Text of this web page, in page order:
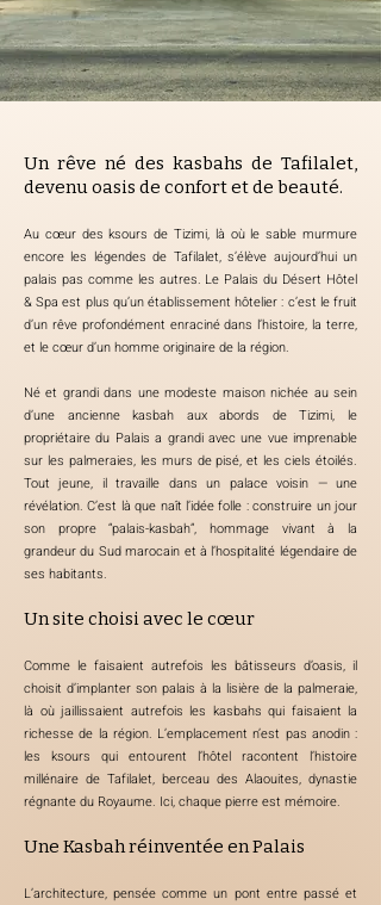
Un rêve né des kasbahs de Tafilalet,
devenu oasis de confort et de beauté.
Au cœur des ksours de Tizimi, là où le sable murmure
encore les légendes de Tafilalet, s’élève aujourd’hui un
palais pas comme les autres. Le Palais du Désert Hôtel
& Spa est plus qu’un établissement hôtelier : c’est le fruit
d’un rêve profondément enraciné dans l’histoire, la terre,
et le cœur d’un homme originaire de la région.
Né et grandi dans une modeste maison nichée au sein
d’une ancienne kasbah aux abords de Tizimi, le
propriétaire du Palais a grandi avec une vue imprenable
sur les palmeraies, les murs de pisé, et les ciels étoilés.
Tout jeune, il travaille dans un palace voisin — une
révélation. C’est là que naît l’idée folle : construire un jour
son propre “palais-kasbah”, hommage vivant à la
grandeur du Sud marocain et à l’hospitalité légendaire de
ses habitants.
Un site choisi avec le cœur
Comme le faisaient autrefois les bâtisseurs d’oasis, il
choisit d’implanter son palais à la lisière de la palmeraie,
là où jaillissaient autrefois les kasbahs qui faisaient la
richesse de la région. L’emplacement n’est pas anodin :
les ksours qui entourent l’hôtel racontent l’histoire
millénaire de Tafilalet, berceau des Alaouites, dynastie
régnante du Royaume. Ici, chaque pierre est mémoire.
Une Kasbah réinventée en Palais
L’architecture, pensée comme un pont entre passé et